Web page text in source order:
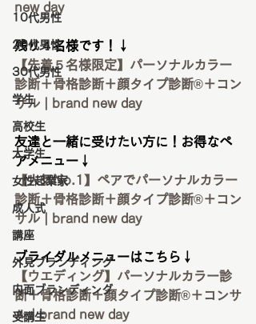
10代男性
20代男性
30代男性
学生
高校生
大学生
女性起業家
成人式
講座
外見ブランディング
内面ブランディング
受講生
new day
残り４名様です！↓
【先着５名様限定】パーソナルカラー
診断＋骨格診断＋顔タイプ診断®︎＋コン
サル | brand new day
友達と一緒に受けたい方に！お得なペ
アメニュー↓
【人気No.1】ペアでパーソナルカラー
診断＋骨格診断＋顔タイプ診断®︎＋コン
サル | brand new day
ブライダルメニューはこちら↓
【ウエディング】パーソナルカラー診
断＋骨格診断＋顔タイプ診断®︎＋コンサ
ル | brand new day